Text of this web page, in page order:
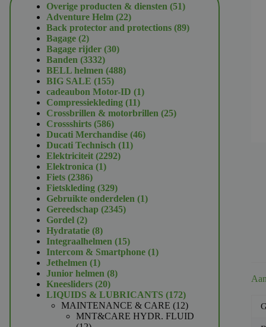
Overige producten & diensten 5151
Adventure Helm 2222
producten
Back protector and protections 8989
Bagage 22
producten
Bagage rijder 3030
Banden 33323332
producten
BELL helmen 488488
BIG SALE 155155
producten
cadeaubon Motor-ID 11
Compressiekleding 1111
producten
Crossbrillen & motorbrillen 2525
Crossshirts 586586
producten
Ducati Merchandise 4646
Ducati Technisch 1111
Elektriciteit 22922292
Elektronica 11
Fiets 23862386
producten
Fietskleding 329329
producten
Gebruikte onderdelen 11
Gereedschap 23452345
Gordel 22
producten
Hydratatie 88
producten
Integraalhelmen 1515
producten
Intercom & Smartphone 11
Jethelmen 11
product
Junior helmen 88
Kneesliders 2020
producten
LIQUIDS & LUBRICANTS 172172
producten
MAINTENANCE & CARE 1212
producten
MNT&CARE HYDR. FLUID